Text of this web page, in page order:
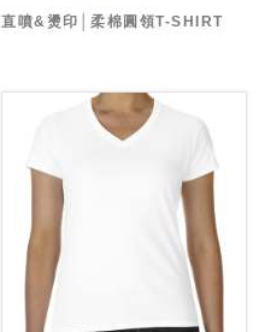
直噴&燙印│柔棉圓領T-SHIRT